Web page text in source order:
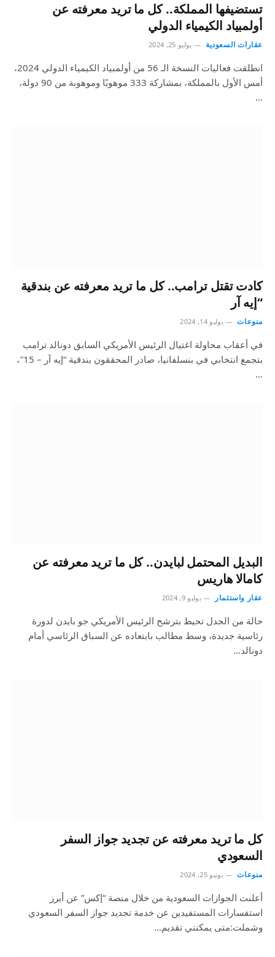
تستضيفها المملكة.. كل ما تريد معرفته عن
أولمبياد الكيمياء الدولي
عقارات السعودية يوليو 25, 2024
انطلقت فعاليات النسخة الـ 56 من أولمبياد الكيمياء الدولي 2024،
أمس الأول بالمملكة، بمشاركة 333 موهوبًا وموهوبة من 90 دولة،
…
كادت تقتل ترامب.. كل ما تريد معرفته عن بندقية
“إيه آر
منوعات يوليو 14, 2024
في أعقاب محاولة اغتيال الرئيس الأمريكي السابق دونالد ترامب
بتجمع انتخابي في بنسلفانيا، صادر المحققون بندقية “إيه آر – 15″،
…
البديل المحتمل لبايدن.. كل ما تريد معرفته عن
كامالا هاريس
عقار واستثمار يوليو 9, 2024
حالة من الجدل تحيط بترشح الرئيس الأمريكي جو بايدن لدورة
رئاسية جديدة، وسط مطالب بابتعاده عن السباق الرئاسي أمام
دونالد…
كل ما تريد معرفته عن تجديد جواز السفر
السعودي
منوعات يونيو 25, 2024
أعلنت الجوازات السعودية من خلال منصة “إكس” عن أبرز
استفسارات المستفيدين عن خدمة تجديد جواز السفر السعودي
وشملت:متى يمكنني تقديم…